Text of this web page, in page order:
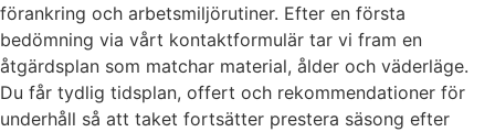
förankring och arbetsmiljörutiner. Efter en första
bedömning via vårt kontaktformulär tar vi fram en
åtgärdsplan som matchar material, ålder och väderläge.
Du får tydlig tidsplan, offert och rekommendationer för
underhåll så att taket fortsätter prestera säsong efter